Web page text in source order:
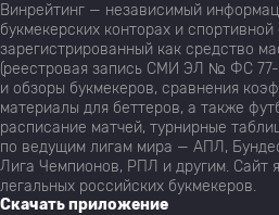
Винрейтинг — независимый
букмекерских конторах и спортивной
зарегистрированный как средство
(реестровая запись СМИ ЭЛ № ФС 77-
и обзоры букмекеров, сравнения
материалы для беттеров, а также
расписание матчей, турнирные
по ведущим лигам мира — АПЛ,
Лига Чемпионов, РПЛ и другим. Сайт
легальных российских букмекеров.
Скачать приложение